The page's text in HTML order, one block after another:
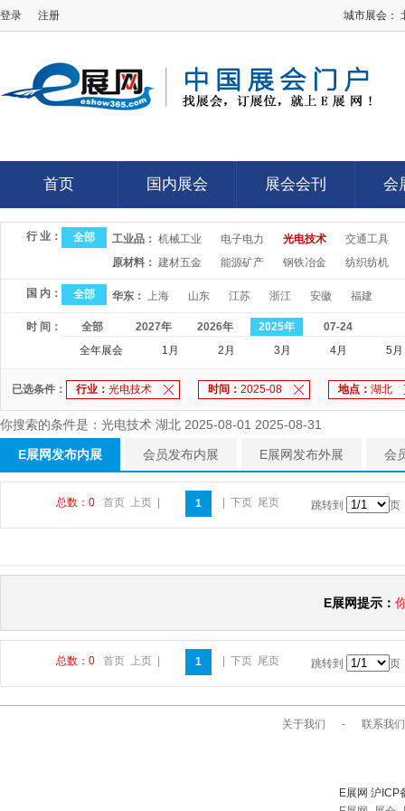
登录 注册 城市展会：
首页
首页
国内展会
国内展会
展会会刊
展会会刊
会
会
行 业： 全部 工业品： 机械工业 电子电力 光电技术
交通工具
原材料： 建材五金 能源矿产 钢铁冶金 纺织纺机
国 内： 全部 华东： 上海 山东 江苏 浙江 安徽 福建
时 间： 全部 2027年 2026年 2025年
07-24
全年展会
1月 2月 3月 4月 5月
已选条件： 行业： 光电技术 时间： 2025-08 地点： 湖北
你搜索的条件是：光电技术 湖北 2025-08-01 2025-08-31
E展网发布内展 会员发布内展 E展网发布外展 会
总数：0 首页 上页 1 下页 尾页 跳转到 页
E展网提示：
总数：0 首页 上页 1 下页 尾页 跳转到 页
关于我们 - 联系我们
E展网 沪